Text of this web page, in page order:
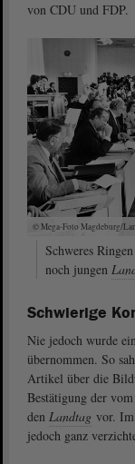
von CDU und FDP.
© Mega-Foto Magdeburg/
Schweres
noch jungen
Schwierige
Nie jedoch wurde
übernommen. So
Artikel über die
Bestätigung der
den Landtag vor.
jedoch ganz